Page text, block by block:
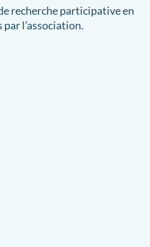
recherche participative en
par l’association.